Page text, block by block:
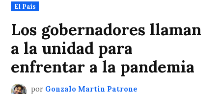
Publicado
en
El País
Los gobernadores llaman
a la unidad para
enfrentar a la pandemia
por Gonzalo Martín Patrone